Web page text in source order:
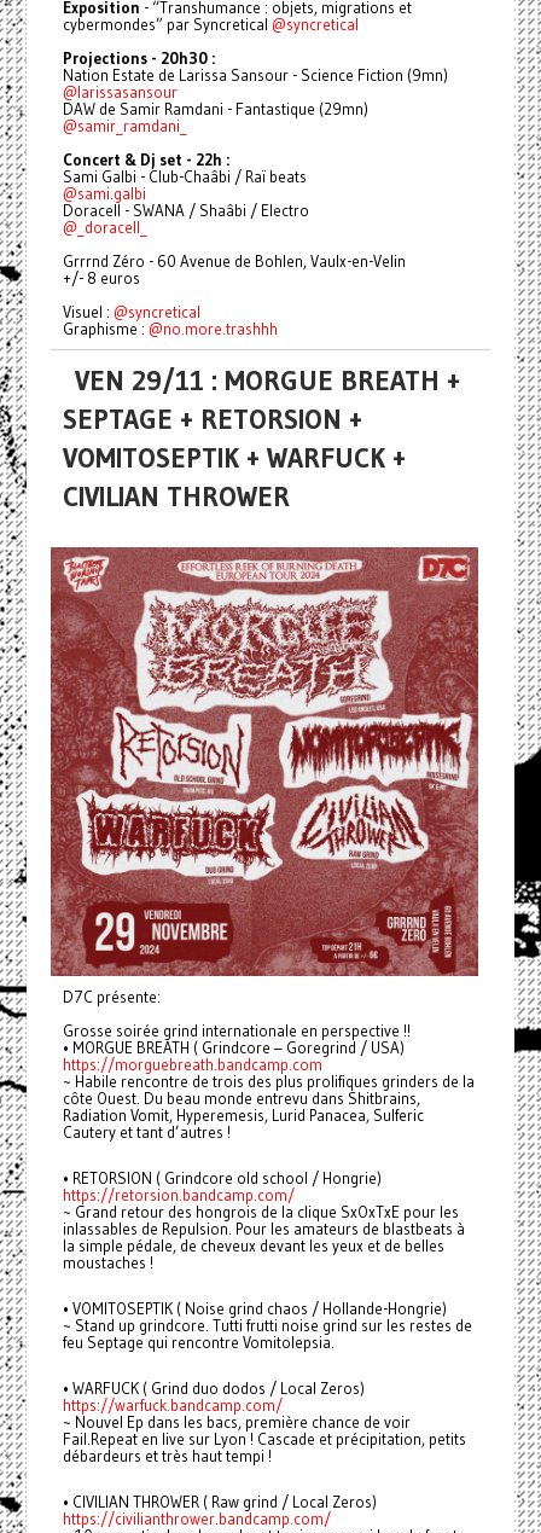
Exposition - “Transhumance : objets, migrations et
cybermondes” par Syncretical @syncretical
Projections - 20h30 :
Nation Estate de Larissa Sansour - Science Fiction (9mn)
@larissasansour
DAW de Samir Ramdani - Fantastique (29mn)
@samir_ramdani_
Concert & Dj set - 22h :
Sami Galbi - Club-Chaâbi / Raï beats
@sami.galbi
Doracell - SWANA / Shaâbi / Electro
@_doracell_
Grrrnd Zéro - 60 Avenue de Bohlen, Vaulx-en-Velin
+/- 8 euros
Visuel : @syncretical
Graphisme : @no.more.trashhh
VEN 29/11 : MORGUE BREATH +
SEPTAGE + RETORSION +
VOMITOSEPTIK + WARFUCK +
CIVILIAN THROWER
D7C présente:
Grosse soirée grind internationale en perspective !!
• MORGUE BREATH ( Grindcore – Goregrind / USA)
https://morguebreath.bandcamp.com
~ Habile rencontre de trois des plus prolifiques grinders de la
côte Ouest. Du beau monde entrevu dans Shitbrains,
Radiation Vomit, Hyperemesis, Lurid Panacea, Sulferic
Cautery et tant d’autres !
• RETORSION ( Grindcore old school / Hongrie)
https://retorsion.bandcamp.com/
~ Grand retour des hongrois de la clique SxOxTxE pour les
inlassables de Repulsion. Pour les amateurs de blastbeats à
la simple pédale, de cheveux devant les yeux et de belles
moustaches !
• VOMITOSEPTIK ( Noise grind chaos / Hollande-Hongrie)
~ Stand up grindcore. Tutti frutti noise grind sur les restes de
feu Septage qui rencontre Vomitolepsia.
• WARFUCK ( Grind duo dodos / Local Zeros)
https://warfuck.bandcamp.com/
~ Nouvel Ep dans les bacs, première chance de voir
Fail.Repeat en live sur Lyon ! Cascade et précipitation, petits
débardeurs et très haut tempi !
• CIVILIAN THROWER ( Raw grind / Local Zeros)
https://civilianthrower.bandcamp.com/